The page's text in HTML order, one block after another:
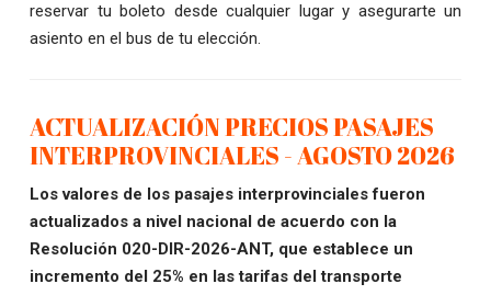
reservar tu boleto desde cualquier lugar y asegurarte un
asiento en el bus de tu elección.
ACTUALIZACIÓN PRECIOS PASAJES
INTERPROVINCIALES - AGOSTO 2026
Los valores de los pasajes interprovinciales fueron
actualizados a nivel nacional de acuerdo con la
Resolución 020-DIR-2026-ANT, que establece un
incremento del 25% en las tarifas del transporte